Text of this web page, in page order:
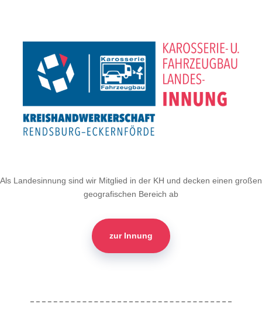
Als Landesinnung sind wir Mitglied in der KH und decken einen großen
geografischen Bereich ab
zur Innung